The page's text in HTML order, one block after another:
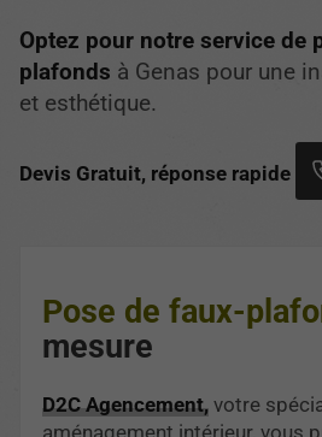
Optez pour notre service de
plafonds à Genas pour une
et esthétique.
Devis Gratuit, réponse rapide
Pose de faux-
mesure
D2C Agencement, votre